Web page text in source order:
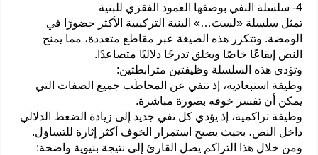
4- سلسلة النفي بوصفها العمود الفقري للبنية
تمثل سلسلة «لستَ…» البنية التركيبية الأكثر حضورًا في
الومضة. وتتكرر هذه الصيغة عبر مقاطع متعددة، مما يمنح
النص إيقاعًا خاصًا ويخلق تدرجًا دلاليًا متصاعدًا.
وتؤدي هذه السلسلة وظيفتين مترابطتين:
وظيفة استبعادية، إذ تنفي عن المخاطَب جميع الصفات التي
يمكن أن تفسر خوفه بصورة مباشرة.
وظيفة تراكمية، إذ يؤدي كل نفي جديد إلى زيادة الضغط الدلالي
داخل النص، بحيث يصبح استمرار الخوف أكثر إثارة للتساؤل.
ومن خلال هذا التراكم يصل القارئ إلى نتيجة بنيوية واضحة: